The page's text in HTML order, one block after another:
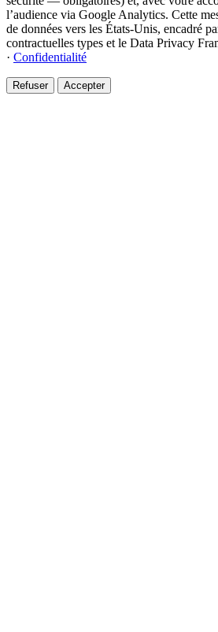
l’audience via Google Analytics. Cette
de données vers les États-Unis, encadré
contractuelles types et le Data Privacy
· Confidentialité
Refuser Accepter